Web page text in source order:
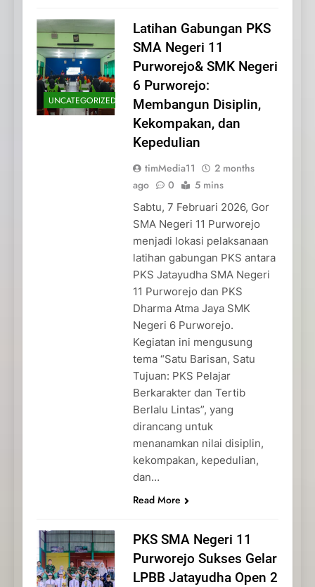
UNCATEGORIZED
Latihan Gabungan PKS
SMA Negeri 11
Purworejo& SMK Negeri
6 Purworejo:
Membangun Disiplin,
Kekompakan, dan
Kepedulian
timMedia11
2 months
ago
0 5 mins
Sabtu, 7 Februari 2026, Gor
SMA Negeri 11 Purworejo
menjadi lokasi pelaksanaan
latihan gabungan PKS antara
PKS Jatayudha SMA Negeri
11 Purworejo dan PKS
Dharma Atma Jaya SMK
Negeri 6 Purworejo.
Kegiatan ini mengusung
tema “Satu Barisan, Satu
Tujuan: PKS Pelajar
Berkarakter dan Tertib
Berlalu Lintas”, yang
dirancang untuk
menanamkan nilai disiplin,
kekompakan, kepedulian,
dan…
Read More
PKS SMA Negeri 11
Purworejo Sukses Gelar
LPBB Jatayudha Open 2